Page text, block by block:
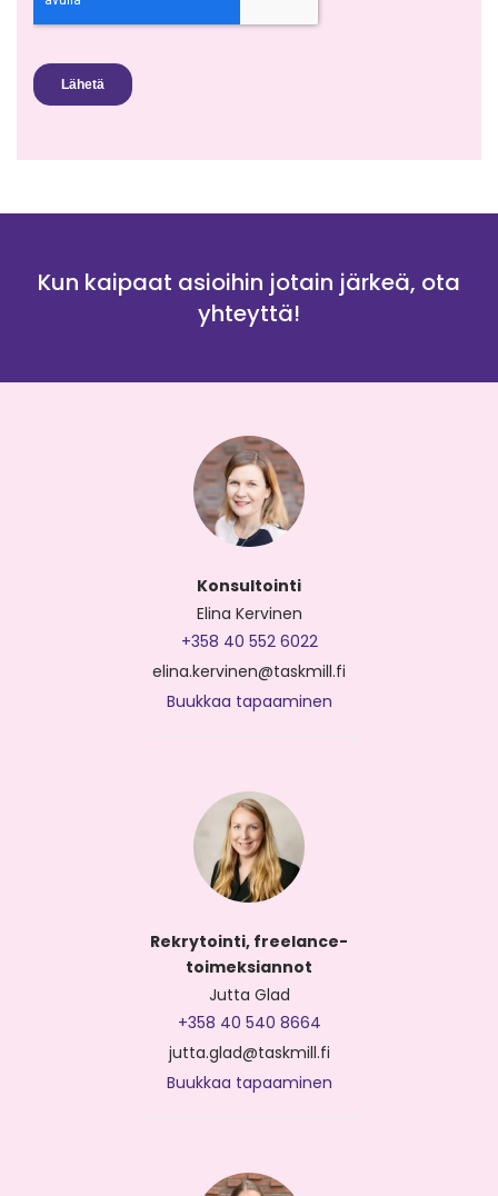
Kun kaipaat asioihin jotain järkeä, ota
yhteyttä!
Konsultointi
Elina Kervinen
+358 40 552 6022
elina.kervinen@taskmill.fi
Buukkaa tapaaminen
Rekrytointi, freelance-
toimeksiannot
Jutta Glad
+358 40 540 8664
jutta.glad@taskmill.fi
Buukkaa tapaaminen